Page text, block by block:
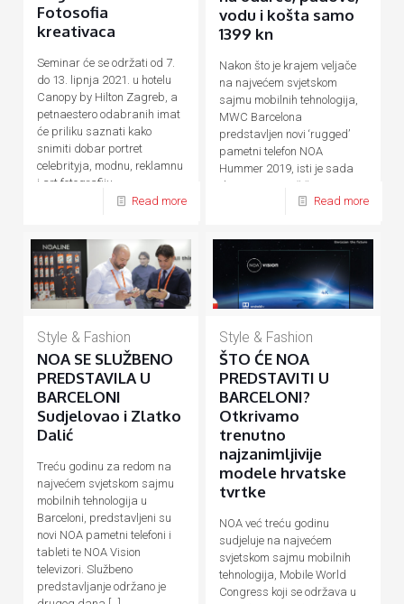
Fotosofia
kreativaca
Seminar će se održati od 7.
do 13. lipnja 2021. u hotelu
Canopy by Hilton Zagreb, a
petnaestero odabranih imat
će priliku saznati kako
snimiti dobar portret
celebrityja, modnu, reklamnu
i art fotografiju.
Read more
vodu i košta samo
1399 kn
Nakon što je krajem veljače
na najvećem svjetskom
sajmu mobilnih tehnologija,
MWC Barcelona
predstavljen novi ‘rugged’
pametni telefon NOA
Hummer 2019, isti je sada
dostupan na tržištu. Za sve
Read more
Style & Fashion
NOA SE SLUŽBENO
PREDSTAVILA U
BARCELONI
Sudjelovao i Zlatko
Dalić
Treću godinu za redom na
najvećem svjetskom sajmu
mobilnih tehnologija u
Barceloni, predstavljeni su
novi NOA pametni telefoni i
tableti te NOA Vision
televizori. Službeno
predstavljanje održano je
Style & Fashion
ŠTO ĆE NOA
PREDSTAVITI U
BARCELONI?
Otkrivamo
trenutno
najzanimljivije
modele hrvatske
tvrtke
NOA već treću godinu
sudjeluje na najvećem
svjetskom sajmu mobilnih
tehnologija, Mobile World
Congress koji se održava u